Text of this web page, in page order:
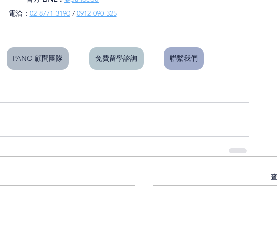
電洽： 02-8771-3190 / 0912-090-325
PANO 顧問團隊 免費留學諮詢 聯繫我們